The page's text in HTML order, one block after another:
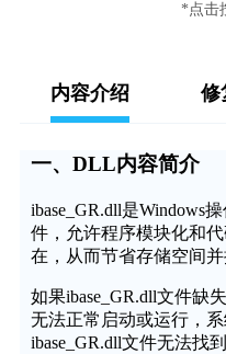
*点击
内容介绍 修
一、DLL内容简介
ibase_GR.dll是Windows
件，允许程序模块化和
在，从而节省存储空间并
如果ibase_GR.dll文件缺
无法正常启动或运行，
ibase_GR.dll文件无法找